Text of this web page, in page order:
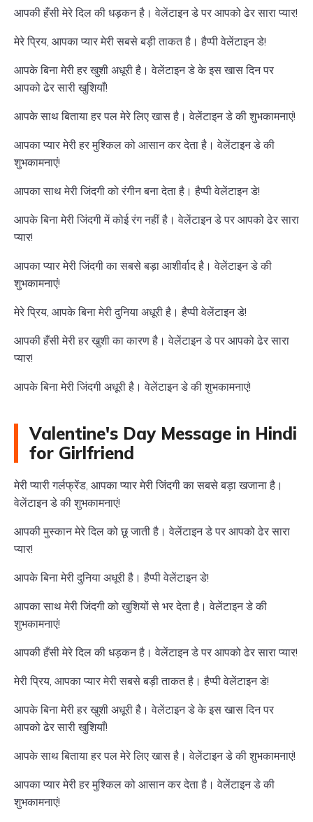
आपकी हँसी मेरे दिल की धड़कन है। वेलेंटाइन डे पर आपको ढेर सारा प्यार!
मेरे प्रिय, आपका प्यार मेरी सबसे बड़ी ताकत है। हैप्पी वेलेंटाइन डे!
आपके बिना मेरी हर खुशी अधूरी है। वेलेंटाइन डे के इस खास दिन पर
आपको ढेर सारी खुशियाँ!
आपके साथ बिताया हर पल मेरे लिए खास है। वेलेंटाइन डे की शुभकामनाएं!
आपका प्यार मेरी हर मुश्किल को आसान कर देता है। वेलेंटाइन डे की
शुभकामनाएं!
आपका साथ मेरी जिंदगी को रंगीन बना देता है। हैप्पी वेलेंटाइन डे!
आपके बिना मेरी जिंदगी में कोई रंग नहीं है। वेलेंटाइन डे पर आपको ढेर सारा
प्यार!
आपका प्यार मेरी जिंदगी का सबसे बड़ा आशीर्वाद है। वेलेंटाइन डे की
शुभकामनाएं!
मेरे प्रिय, आपके बिना मेरी दुनिया अधूरी है। हैप्पी वेलेंटाइन डे!
आपकी हँसी मेरी हर खुशी का कारण है। वेलेंटाइन डे पर आपको ढेर सारा
प्यार!
आपके बिना मेरी जिंदगी अधूरी है। वेलेंटाइन डे की शुभकामनाएं!
Valentine's Day Message in Hindi
for Girlfriend
मेरी प्यारी गर्लफ्रेंड, आपका प्यार मेरी जिंदगी का सबसे बड़ा खजाना है।
वेलेंटाइन डे की शुभकामनाएं!
आपकी मुस्कान मेरे दिल को छू जाती है। वेलेंटाइन डे पर आपको ढेर सारा
प्यार!
आपके बिना मेरी दुनिया अधूरी है। हैप्पी वेलेंटाइन डे!
आपका साथ मेरी जिंदगी को खुशियों से भर देता है। वेलेंटाइन डे की
शुभकामनाएं!
आपकी हँसी मेरे दिल की धड़कन है। वेलेंटाइन डे पर आपको ढेर सारा प्यार!
मेरी प्रिय, आपका प्यार मेरी सबसे बड़ी ताकत है। हैप्पी वेलेंटाइन डे!
आपके बिना मेरी हर खुशी अधूरी है। वेलेंटाइन डे के इस खास दिन पर
आपको ढेर सारी खुशियाँ!
आपके साथ बिताया हर पल मेरे लिए खास है। वेलेंटाइन डे की शुभकामनाएं!
आपका प्यार मेरी हर मुश्किल को आसान कर देता है। वेलेंटाइन डे की
शुभकामनाएं!